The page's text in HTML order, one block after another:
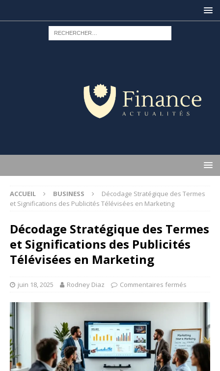
ACCUEIL BUSINESS
Décodage Stratégique des Termes
et Significations des Publicités Télévisées en Marketing
Décodage Stratégique des Termes
et Significations des Publicités
Télévisées en Marketing
juin 18, 2025 Rodney Diaz Commentaires fermés